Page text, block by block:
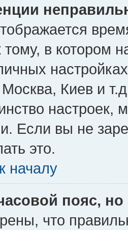
тому, в котором
Киев и
настроек,
Если вы не
это.
началу
пояс,
что